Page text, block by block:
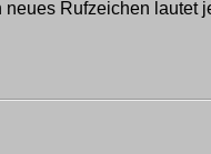
Rufzeichen lautet